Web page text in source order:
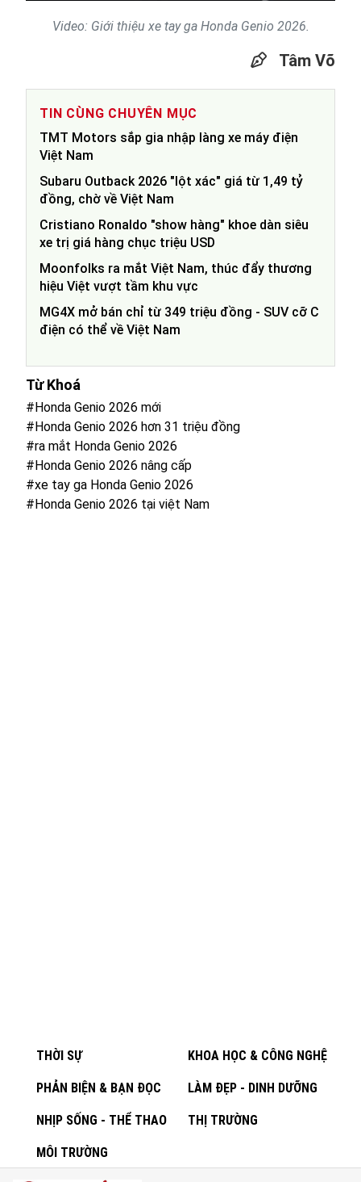
Video: Giới thiệu xe tay ga Honda Genio 2026.
Tâm Võ
TIN CÙNG CHUYÊN MỤC
TMT Motors sắp gia nhập làng xe máy điện
Việt Nam
Subaru Outback 2026 "lột xác" giá từ 1,49 tỷ
đồng, chờ về Việt Nam
Cristiano Ronaldo "show hàng" khoe dàn siêu
xe trị giá hàng chục triệu USD
Moonfolks ra mắt Việt Nam, thúc đẩy thương
hiệu Việt vượt tầm khu vực
MG4X mở bán chỉ từ 349 triệu đồng - SUV cỡ C
điện có thể về Việt Nam
Từ Khoá
#Honda Genio 2026 mới
#Honda Genio 2026 hơn 31 triệu đồng
#ra mắt Honda Genio 2026
#Honda Genio 2026 nâng cấp
#xe tay ga Honda Genio 2026
#Honda Genio 2026 tại việt Nam
THỜI SỰ KHOA HỌC & CÔNG NGHỆ
PHẢN BIỆN & BẠN ĐỌC LÀM ĐẸP - DINH DƯỠNG
NHỊP SỐNG - THỂ THAO THỊ TRƯỜNG
MÔI TRƯỜNG